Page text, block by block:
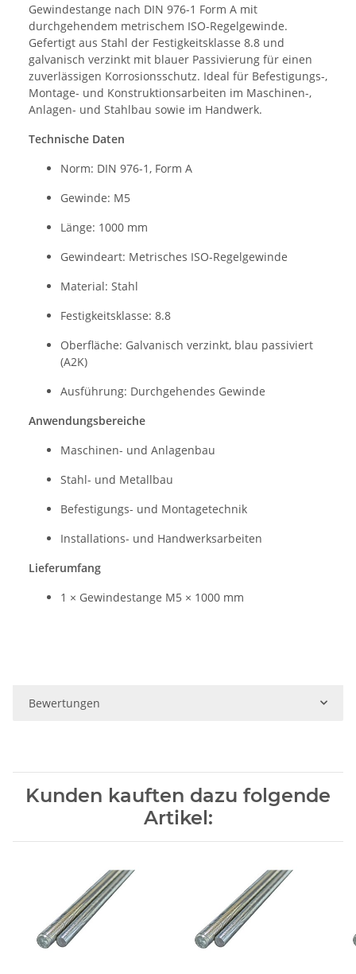
Gewindestange nach DIN 976-1 Form A mit
durchgehendem metrischem ISO-Regelgewinde.
Gefertigt aus Stahl der Festigkeitsklasse 8.8 und
galvanisch verzinkt mit blauer Passivierung für einen
zuverlässigen Korrosionsschutz. Ideal für Befestigungs-,
Montage- und Konstruktionsarbeiten im Maschinen-,
Anlagen- und Stahlbau sowie im Handwerk.
Technische Daten
Norm: DIN 976-1, Form A
Gewinde: M5
Länge: 1000 mm
Gewindeart: Metrisches ISO-Regelgewinde
Material: Stahl
Festigkeitsklasse: 8.8
Oberfläche: Galvanisch verzinkt, blau passiviert
(A2K)
Ausführung: Durchgehendes Gewinde
Anwendungsbereiche
Maschinen- und Anlagenbau
Stahl- und Metallbau
Befestigungs- und Montagetechnik
Installations- und Handwerksarbeiten
Lieferumfang
1 × Gewindestange M5 × 1000 mm
Bewertungen
Kunden kauften dazu folgende
Artikel: